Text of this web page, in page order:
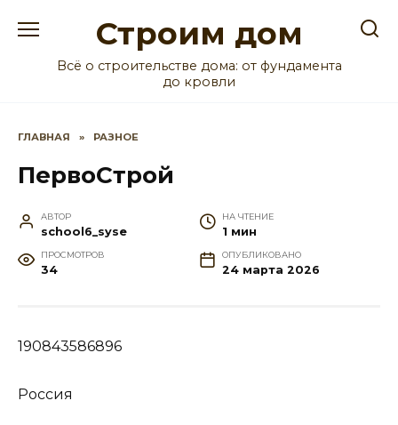
Строим дом
Всё о строительстве дома: от фундамента
до кровли
ГЛАВНАЯ » РАЗНОЕ
ПервоСтрой
АВТОР
school6_syse
НА ЧТЕНИЕ
1 мин
ПРОСМОТРОВ
34
ОПУБЛИКОВАНО
24 марта 2026
190843586896
Россия